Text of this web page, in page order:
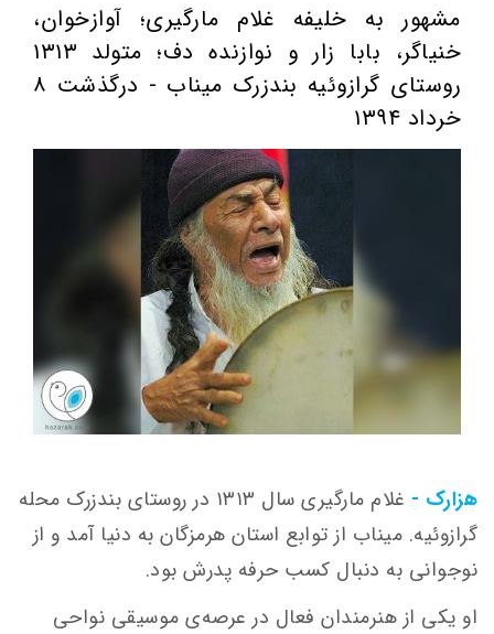
مشهور به خلیفه غلام مارگیری؛ آوازخوان،
خنیاگر، بابا زار و نوازنده دف؛ متولد ۱۳۱۳
روستای گرازوئیه بندزرک میناب - درگذشت ۸
خرداد ۱۳۹۴
هزارک -
غلام مارگیری سال ۱۳۱۳ در روستای بندزرک محله
گرازوئیه. میناب از توابع استان هرمزگان به دنیا آمد و از
نوجوانی به دنبال کسب حرفه پدرش بود.
او یکی از هنرمندان فعال در عرصه‌ی موسیقی نواحی